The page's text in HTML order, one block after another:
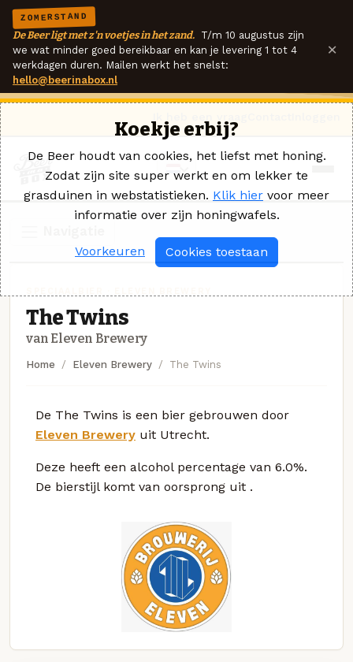
ZOMERSTAND
De Beer ligt met z'n voetjes in het zand. T/m 10 augustus zijn
we wat minder goed bereikbaar en kan je levering 1 tot 4
werkdagen duren. Mailen werkt het snelst:
hello@beerinabox.nl
×
The Twins
van Eleven Brewery
Home Eleven Brewery The Twins
De The Twins is een bier gebrouwen door
Eleven Brewery uit Utrecht.
Deze heeft een alcohol percentage van 6.0%.
De bierstijl komt van oorsprong uit .
Koekje erbij?
De Beer houdt van cookies, het liefst met honing.
Zodat zijn site super werkt en om lekker te
grasduinen in webstatistieken. Klik hier voor meer
informatie over zijn honingwafels.
Voorkeuren Cookies toestaan